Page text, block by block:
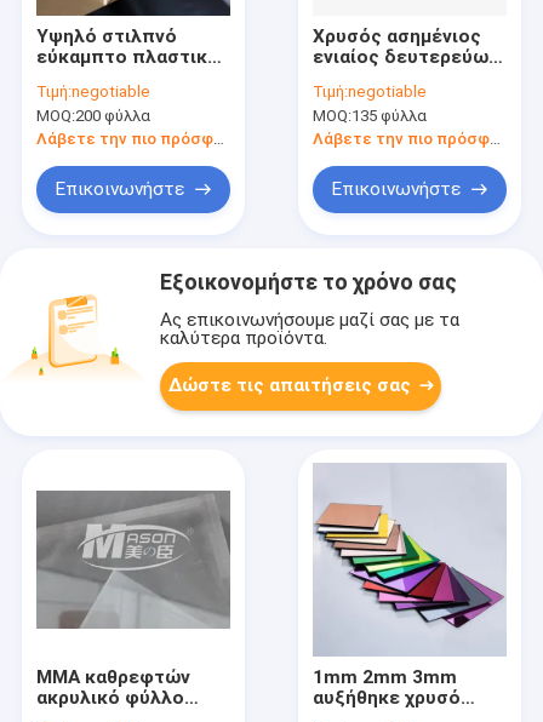
Υψηλό στιλπνό
εύκαμπτο πλαστικό
ακρυλικό φύλλο
2mm 2.5mm
καθρεφτών
Τιμή:negotiable
MOQ:200 φύλλα
Λάβετε την πιο πρόσφατη τιμή
Επικοινωνήστε
Χρυσός ασημένιος
ενιαίος δευτερεύων
που κόβεται στο
ακρυλικό φύλλο
1220X2440mm
μεγέθους
Τιμή:negotiable
MOQ:135 φύλλα
Λάβετε την πιο πρόσφατη τιμή
Επικοινωνήστε
Εξοικονομήστε το χρόνο σας
Ας επικοινωνήσουμε μαζί σας με τα
καλύτερα προϊόντα.
Δώστε τις απαιτήσεις σας
MMA καθρεφτών
ακρυλικό φύλλο
1mm 2mm 3mm
αυξήθηκε χρυσό